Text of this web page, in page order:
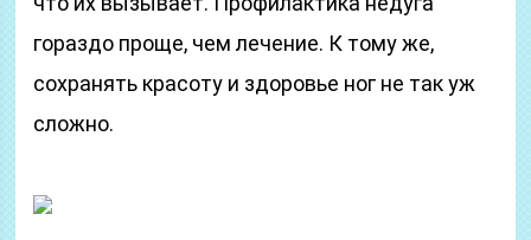
гораздо проще, чем лечение. К тому же,
сохранять красоту и здоровье ног не так уж
сложно.